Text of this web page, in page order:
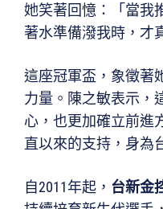
她笑著回憶：「當我
著水準備潑我時，才
這座冠軍盃，象徵著
力量。陳之敏表示，
心，也更加確立前進
直以來的支持，身為
自2011年起， 台新金